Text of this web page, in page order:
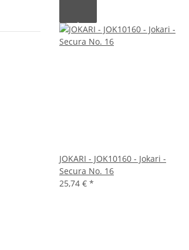
JOKARI - JOK10160 - Jokari -
Secura No. 16
25,74 € *